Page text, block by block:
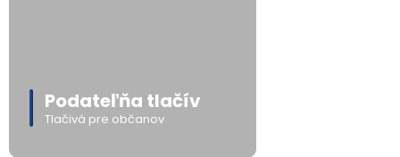
Podateľňa tlačív
Tlačivá pre občanov